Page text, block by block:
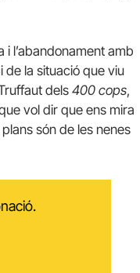
l’abandonament amb
de la situació que viu
dels 400 cops,
vol dir que ens mira
són de les nenes